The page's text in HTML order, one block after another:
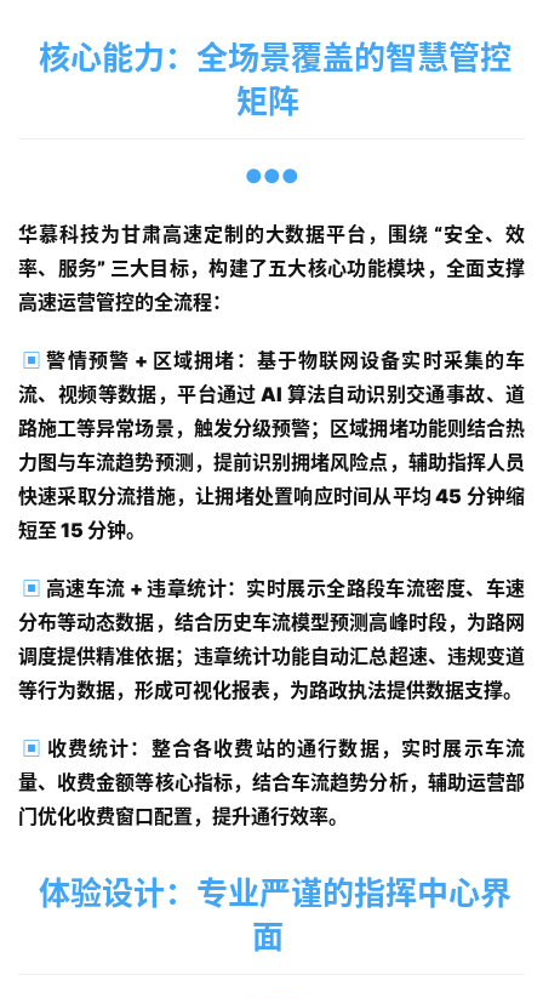
核心能力：全场景覆盖的智慧管控
矩阵
●●●
华慕科技为甘肃高速定制的大数据平台，围绕 “安全、效
率、服务” 三大目标，构建了五大核心功能模块，全面支撑
高速运营管控的全流程：
▣ 警情预警 + 区域拥堵：基于物联网设备实时采集的车
流、视频等数据，平台通过 AI 算法自动识别交通事故、道
路施工等异常场景，触发分级预警；区域拥堵功能则结合热
力图与车流趋势预测，提前识别拥堵风险点，辅助指挥人员
快速采取分流措施，让拥堵处置响应时间从平均 45 分钟缩
短至 15 分钟。
▣ 高速车流 + 违章统计：实时展示全路段车流密度、车速
分布等动态数据，结合历史车流模型预测高峰时段，为路网
调度提供精准依据；违章统计功能自动汇总超速、违规变道
等行为数据，形成可视化报表，为路政执法提供数据支撑。
▣ 收费统计：整合各收费站的通行数据，实时展示车流
量、收费金额等核心指标，结合车流趋势分析，辅助运营部
门优化收费窗口配置，提升通行效率。
体验设计：专业严谨的指挥中心界
面